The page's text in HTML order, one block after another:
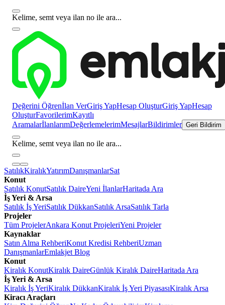
Kelime, semt veya ilan no ile ara...
Değerini Öğrenİlan VerGiriş YapHesap OluşturGiriş YapHesap
OluşturFavorilerimKayıtlı
AramalarİlanlarımDeğerlemelerimMesajlarBildirimler Geri Bildirim
Kelime, semt veya ilan no ile ara...
SatılıkKiralıkYatırımDanışmanlarSat
Konut
Satılık KonutSatılık DaireYeni İlanlarHaritada Ara
İş Yeri & Arsa
Satılık İş YeriSatılık DükkanSatılık ArsaSatılık Tarla
Projeler
Tüm ProjelerAnkara Konut ProjeleriYeni Projeler
Kaynaklar
Satın Alma RehberiKonut Kredisi RehberiUzman
DanışmanlarEmlakjet Blog
Konut
Kiralık KonutKiralık DaireGünlük Kiralık DaireHaritada Ara
İş Yeri & Arsa
Kiralık İş YeriKiralık DükkanKiralık İş Yeri PiyasasıKiralık Arsa
Kiracı Araçları